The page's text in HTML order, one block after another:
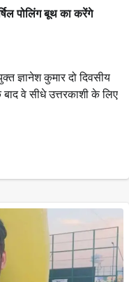
पोलिंग बूथ का करेंगे
ज्ञानेश कुमार दो दिवसीय
वे सीधे उत्तरकाशी के लिए